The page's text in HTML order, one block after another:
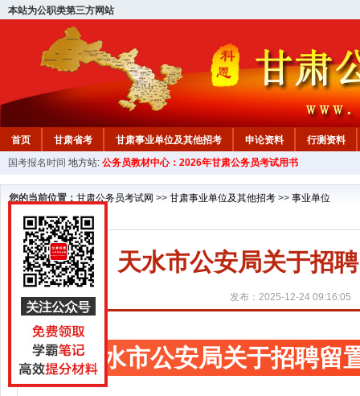
本站为公职类第三方网站
首页 甘肃省考 甘肃事业单位及其他招考 申论资料
行测资料
国考报名时间 地方站: 公务员教材中心：2026年甘肃公务员考试用书
您的当前位置： 甘肃公务员考试网 >> 甘肃事业单位及其他招考 >> 事业单位
天水市公安局关于招
发布：2025-12-24 09:16:05
天水市公安局关于招聘留